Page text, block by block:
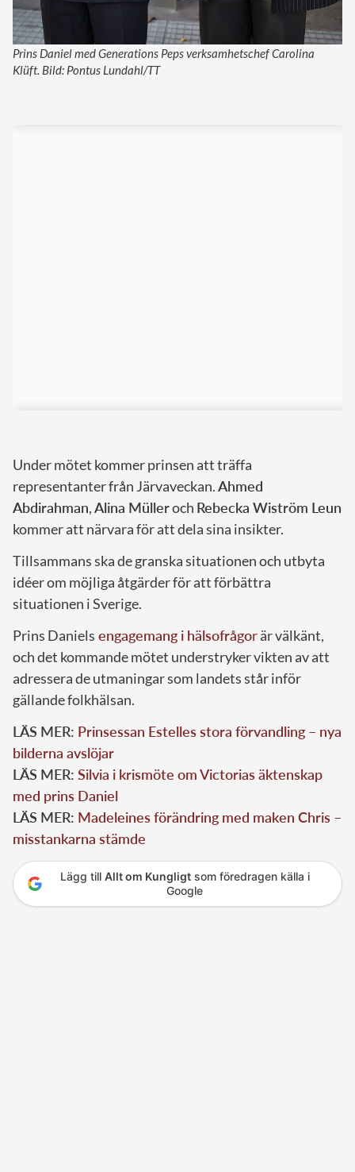
Prins Daniel med Generations Peps verksamhetschef Carolina
Klüft. Bild: Pontus Lundahl/TT
Under mötet kommer prinsen att träffa
representanter från Järvaveckan.Ahmed
Abdirahman,Alina Mülleroch Rebecka Wiström Leun
kommer att närvara för att dela sina insikter.
Tillsammans ska de granska situationen och utbyta
idéer om möjliga åtgärder för att förbättra
situationen i Sverige.
Prins Daniels engagemang i hälsofrågorär välkänt,
och det kommande mötet understryker vikten av att
adressera de utmaningar som landets står inför
gällande folkhälsan.
LÄS MER: Prinsessan Estelles stora förvandling – nya
bilderna avslöjar
LÄS MER: Silvia i krismöte om Victorias äktenskap
med prins Daniel
LÄS MER: Madeleines förändring med maken Chris –
misstankarna stämde
Lägg till Allt om Kungligtsom föredragen källa i
Google